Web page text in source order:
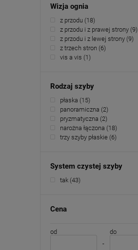
Wizja ognia
z przodu (18)
z przodu i z prawej strony (9)
z przodu i z lewej strony (9)
z trzech stron (6)
vis a vis (1)
Rodzaj szyby
płaska (15)
panoramiczna (2)
pryzmatyczna (2)
narożna łączona (18)
trzy szyby płaskie (6)
System czystej szyby
tak (43)
Cena
od do